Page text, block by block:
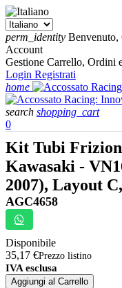
perm_identity Benvenuto,
Account
Gestione Carrello, Ordini
Login Registrati
home
search shopping_cart
0
Kit Tubi
Kawasaki -
2007), Layout
AGC4658
Disponibile
35,17 €Prezzo listino
IVA esclusa
Aggiungi al Carrello